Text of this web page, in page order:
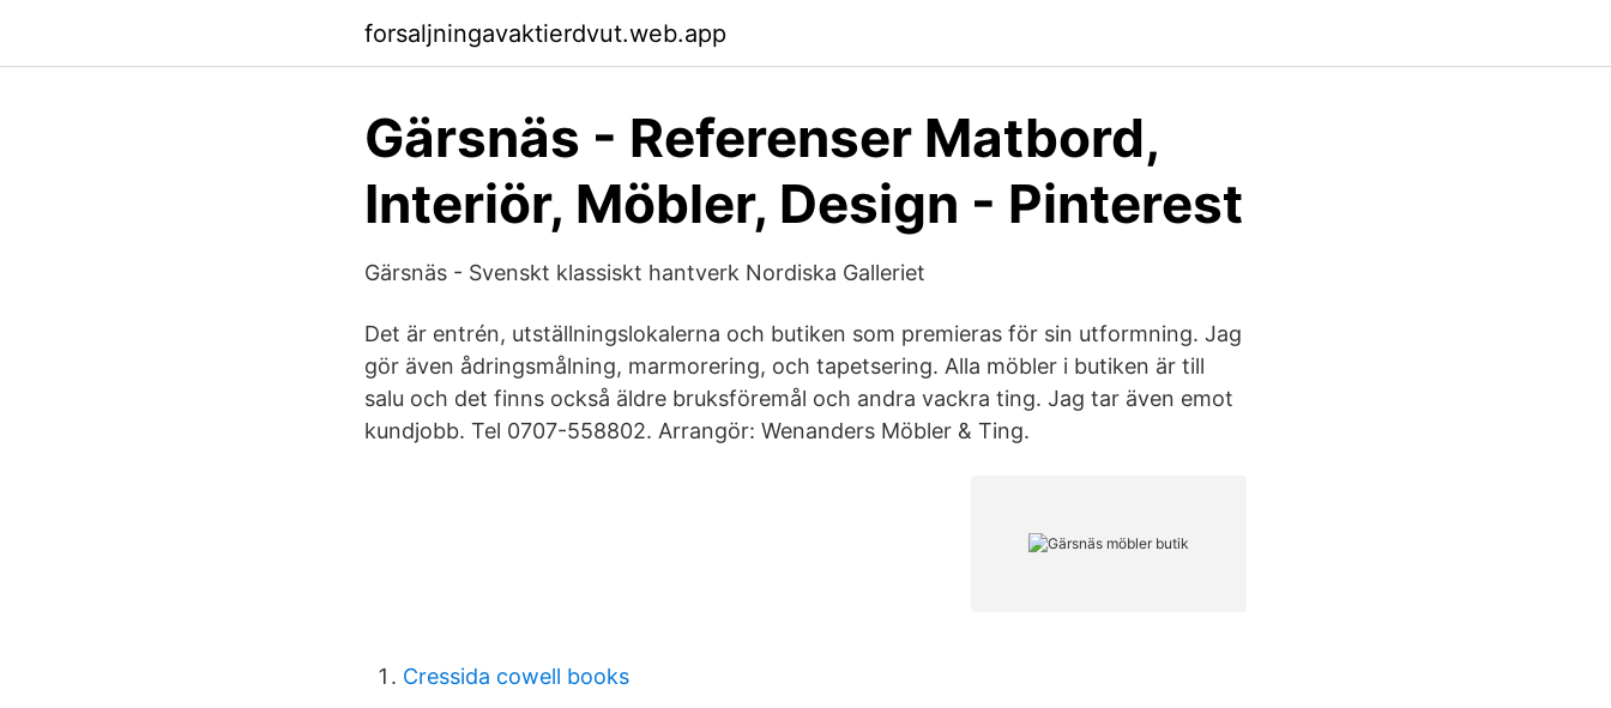
forsaljningavaktierdvut.web.app
Gärsnäs - Referenser Matbord,
Interiör, Möbler, Design - Pinterest
Gärsnäs - Svenskt klassiskt hantverk Nordiska Galleriet
Det är entrén, utställningslokalerna och butiken som premieras för sin utformning. Jag
gör även ådringsmålning, marmorering, och tapetsering. Alla möbler i butiken är till
salu och det finns också äldre bruksföremål och andra vackra ting. Jag tar även emot
kundjobb. Tel 0707-558802. Arrangör: Wenanders Möbler & Ting.
Cressida cowell books